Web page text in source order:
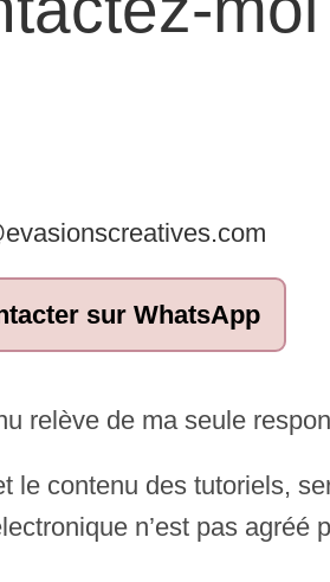
sur WhatsApp
relève de ma seule
le contenu des tutoriels,
n’est pas agréé